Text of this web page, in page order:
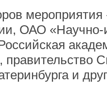
ОАО «Научно-
правительство
и